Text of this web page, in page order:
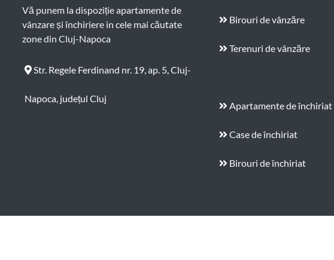
Vă punem la dispoziție apartamente de
vânzare și închiriere in cele mai căutate
zone din Cluj-Napoca
Str. Regele Ferdinand nr. 19, ap. 5, Cluj-
Napoca, județul Cluj
Birouri de vânzăre
Terenuri de vânzăre
Apartamente de închiriat
Case de închiriat
Birouri de închiriat